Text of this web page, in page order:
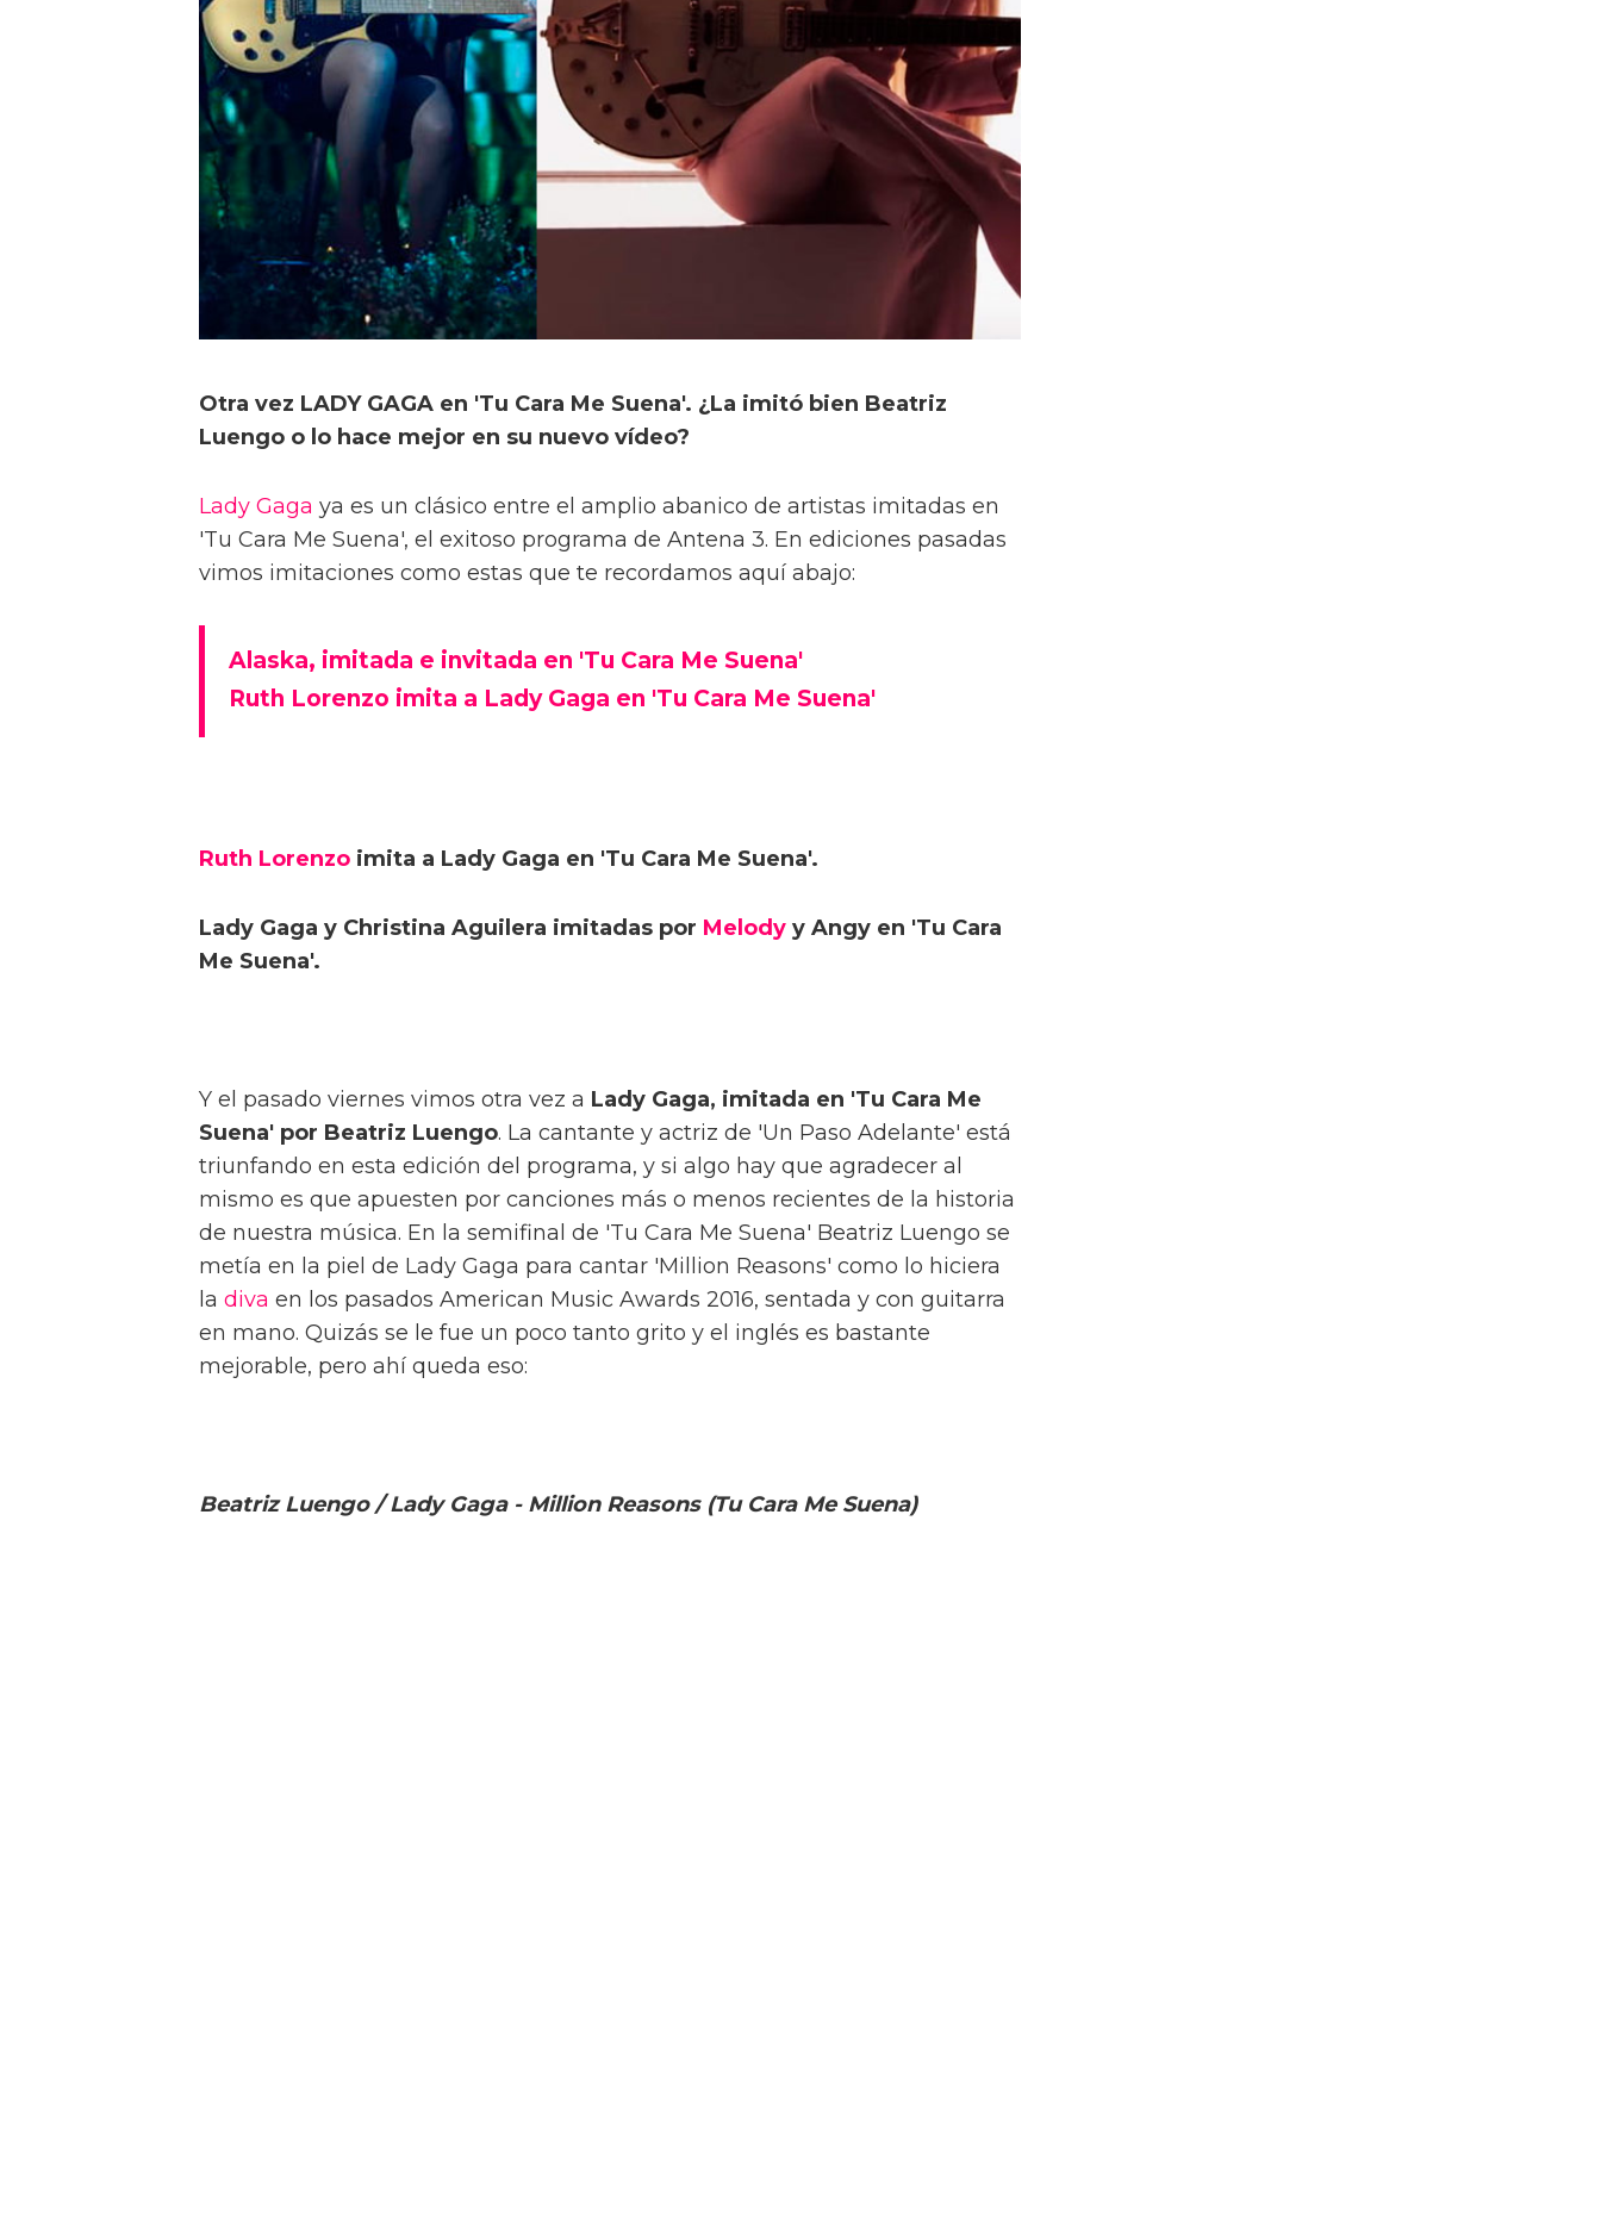
Otra vez LADY GAGA en 'Tu Cara Me Suena'. ¿La imitó bien Beatriz
Luengo o lo hace mejor en su nuevo vídeo?
Lady Gaga ya es un clásico entre el amplio abanico de artistas imitadas en
'Tu Cara Me Suena', el exitoso programa de Antena 3. En ediciones pasadas
vimos imitaciones como estas que te recordamos aquí abajo:
Alaska, imitada e invitada en 'Tu Cara Me Suena'
Ruth Lorenzo imita a Lady Gaga en 'Tu Cara Me Suena'
Ruth Lorenzo imita a Lady Gaga en 'Tu Cara Me Suena'.
Lady Gaga y Christina Aguilera imitadas por Melody y Angy en 'Tu Cara
Me Suena'.
Y el pasado viernes vimos otra vez a Lady Gaga, imitada en 'Tu Cara Me
Suena' por Beatriz Luengo. La cantante y actriz de 'Un Paso Adelante' está
triunfando en esta edición del programa, y si algo hay que agradecer al
mismo es que apuesten por canciones más o menos recientes de la historia
de nuestra música. En la semifinal de 'Tu Cara Me Suena' Beatriz Luengo se
metía en la piel de Lady Gaga para cantar 'Million Reasons' como lo hiciera
la diva en los pasados American Music Awards 2016, sentada y con guitarra
en mano. Quizás se le fue un poco tanto grito y el inglés es bastante
mejorable, pero ahí queda eso:
Beatriz Luengo / Lady Gaga - Million Reasons (Tu Cara Me Suena)